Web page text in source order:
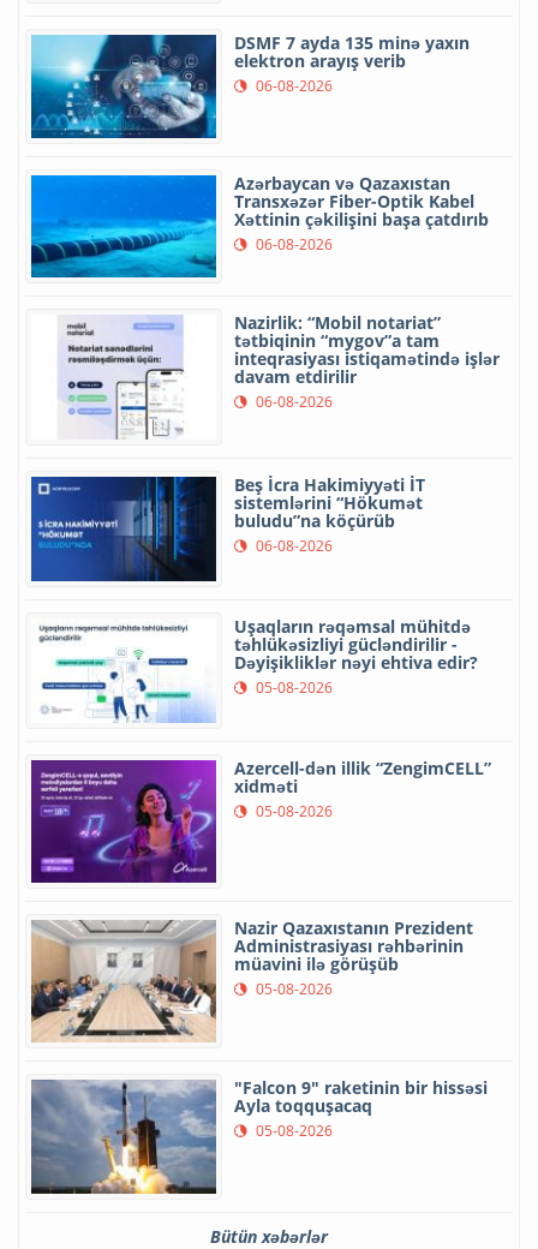
DSMF 7 ayda 135 minə yaxın
elektron arayış verib
06-08-2026
Azərbaycan və Qazaxıstan
Transxəzər Fiber-Optik Kabel
Xəttinin çəkilişini başa çatdırıb
06-08-2026
Nazirlik: “Mobil notariat”
tətbiqinin “mygov”a tam
inteqrasiyası istiqamətində işlər
davam etdirilir
06-08-2026
Beş İcra Hakimiyyəti İT
sistemlərini “Hökumət
buludu”na köçürüb
06-08-2026
Uşaqların rəqəmsal mühitdə
təhlükəsizliyi gücləndirilir -
Dəyişikliklər nəyi ehtiva edir?
05-08-2026
Azercell-dən illik “ZengimCELL”
xidməti
05-08-2026
Nazir Qazaxıstanın Prezident
Administrasiyası rəhbərinin
müavini ilə görüşüb
05-08-2026
"Falcon 9" raketinin bir hissəsi
Ayla toqquşacaq
05-08-2026
Bütün xəbərlər